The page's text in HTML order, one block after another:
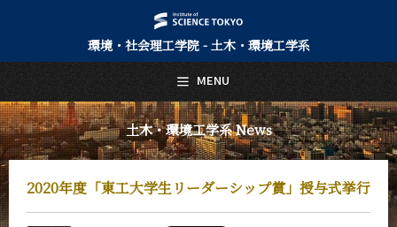
環境・社会理工学院 - 土木・環境工学系
土木・環境工学系 News
2020年度「東工大学生リーダーシップ賞」授与式挙行
MENU
日本語 English
トップページ
Top Page
土木・環境工学系について
About Us
Education